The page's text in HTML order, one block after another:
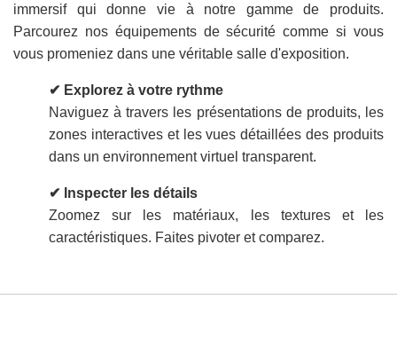
immersif qui donne vie à notre gamme de produits.
Parcourez nos équipements de sécurité comme si vous
vous promeniez dans une véritable salle d'exposition.
✔ Explorez à votre rythme
Naviguez à travers les présentations de produits, les
zones interactives et les vues détaillées des produits
dans un environnement virtuel transparent.
✔ Inspecter les détails
Zoomez sur les matériaux, les textures et les
caractéristiques. Faites pivoter et comparez.